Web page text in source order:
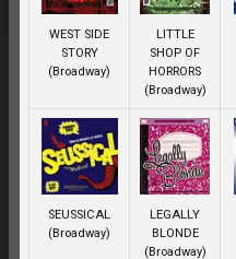
WEST SIDE
STORY
(Broadway)
LITTLE
SHOP OF
HORRORS
(Broadway)
SEUSSICAL
(Broadway)
LEGALLY
BLONDE
(Broadway)